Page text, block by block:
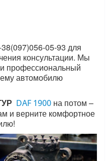
05-93 для
консультации. Мы
профессиональный
автомобилю
DAF 1900 на потом –
и верните комфортное